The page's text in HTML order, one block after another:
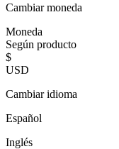
Cambiar moneda
Moneda
Según producto
$
USD
Cambiar idioma
Español
Inglés